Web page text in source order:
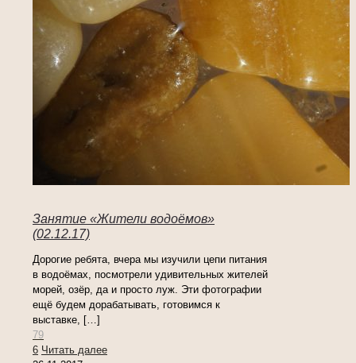
Занятие «Жители водоёмов»
(02.12.17)
Дорогие ребята, вчера мы изучили цепи питания
в водоёмах, посмотрели удивительных жителей
морей, озёр, да и просто луж. Эти фотографии
ещё будем дорабатывать, готовимся к
выставке, […]
79
6 Читать далее